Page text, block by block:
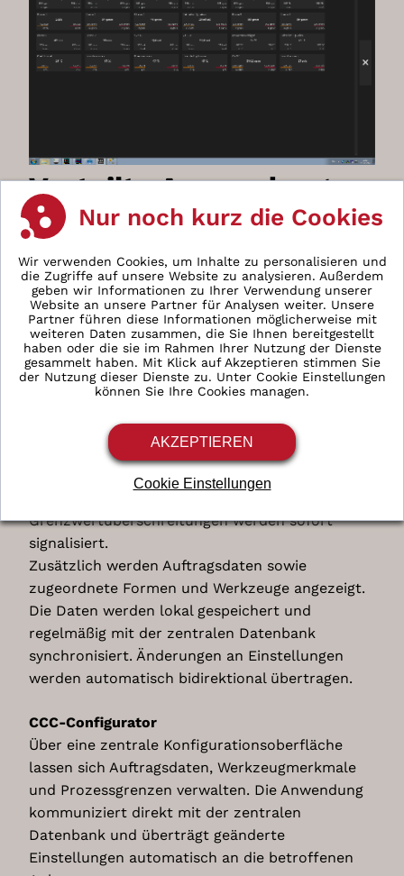
Verteilte Anwendung
drei Komponenten entwickelt: CCC-Frontend,
CCC-Configurator und CCC-Reports.
CCC-Frontend
Jede Maschine wird von einem Industrie-PC mit
lokaler Datenbank und
gesteuert. Das System erfasst Prozessdaten
direkt von der Maschinensteuerung (TwinCAT,
Beckhoff Automation) und zeigt relevante
Grenzwertüberschreitungen werden sofort
signalisiert.
Zusätzlich werden Auftragsdaten sowie
zugeordnete Formen und Werkzeuge angezeigt.
Die Daten werden lokal gespeichert und
regelmäßig mit der zentralen Datenbank
synchronisiert. Änderungen an Einstellungen
werden automatisch bidirektional übertragen.
CCC-Configurator
Über eine zentrale Konfigurationsoberfläche
lassen sich Auftragsdaten, Werkzeugmerkmale
und Prozessgrenzen verwalten. Die Anwendung
kommuniziert direkt mit der zentralen
Datenbank und überträgt geänderte
Einstellungen automatisch an die betroffenen
Nur noch kurz die Cookies
Wir verwenden Cookies, um Inhalte zu personalisieren und
die Zugriffe auf unsere Website zu analysieren. Außerdem
geben wir Informationen zu Ihrer Verwendung unserer
Website an unsere Partner für Analysen weiter. Unsere
Partner führen diese Informationen möglicherweise mit
weiteren Daten zusammen, die Sie Ihnen bereitgestellt
haben oder die sie im Rahmen Ihrer Nutzung der Dienste
gesammelt haben. Mit Klick auf Akzeptieren stimmen Sie
der Nutzung dieser Dienste zu. Unter Cookie Einstellungen
können Sie Ihre Cookies managen.
AKZEPTIEREN
Cookie Einstellungen
Google Analytics
Dies ist ein Webanalysedienst.
Verarbeitungsunternehmen
Google Ireland Limited
Google Building Gordon House, 4 Barrow St, Dublin, D04
Datenverarbeitungszwecke
Diese Liste stellt die Zwecke der Datenerhebung und -
verarbeitung dar. Eine Einwilligung gilt nur für die
angegebenen Zwecke. Die gesammelten Daten können
nicht für einen anderen als den unten aufgeführten
Zweck verwendet oder gespeichert werden.
Marketing
Werbung
Web-Analytik